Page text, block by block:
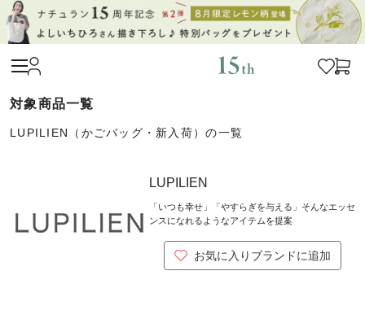
LUPILIEN（かごバッグ・新入荷）の一覧
LUPILIEN
「いつも幸せ」「やすらぎを与える」そんなエッセ
ンスになれるようなアイテムを提案
お気に入りブランドに追加